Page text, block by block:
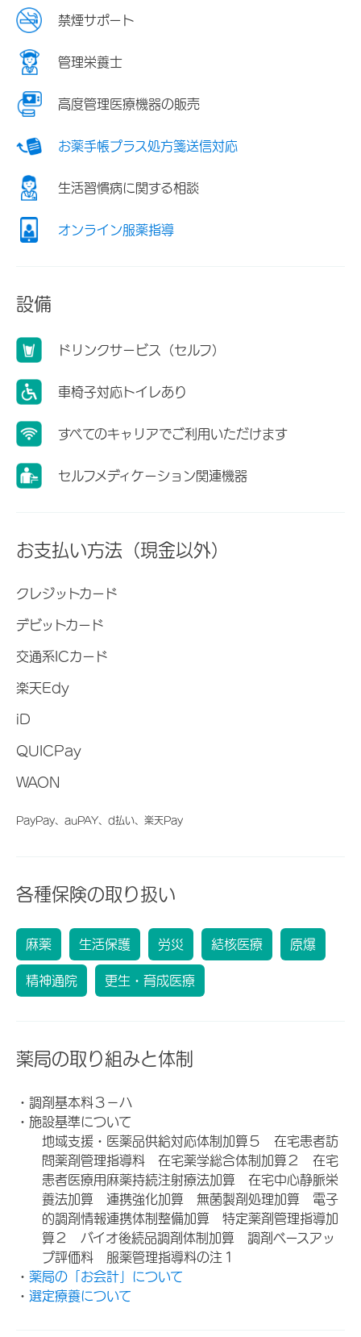
禁煙サポート
管理栄養士
高度管理医療機器の販売
お薬手帳プラス処方箋送信対応
生活習慣病に関する相談
オンライン服薬指導
設備
ドリンクサービス（セルフ）
車椅子対応トイレあり
すべてのキャリアでご利用いただけます
セルフメディケーション関連機器
お支払い方法（現金以外）
クレジットカード
デビットカード
交通系ICカード
楽天Edy
iD
QUICPay
WAON
PayPay、auPAY、d払い、楽天Pay
各種保険の取り扱い
麻薬 生活保護 労災 結核医療 原爆
精神通院 更生・育成医療
薬局の取り組みと体制
・調剤基本料３－ハ
・施設基準について
地域支援・医薬品供給対応体制加算５ 在宅患者訪
問薬剤管理指導料 在宅薬学総合体制加算２ 在宅
患者医療用麻薬持続注射療法加算 在宅中心静脈栄
養法加算 連携強化加算 無菌製剤処理加算 電子
的調剤情報連携体制整備加算 特定薬剤管理指導加
算２ バイオ後続品調剤体制加算 調剤ベースアッ
プ評価料 服薬管理指導料の注１
・ 薬局の「お会計」について
・ 選定療養について